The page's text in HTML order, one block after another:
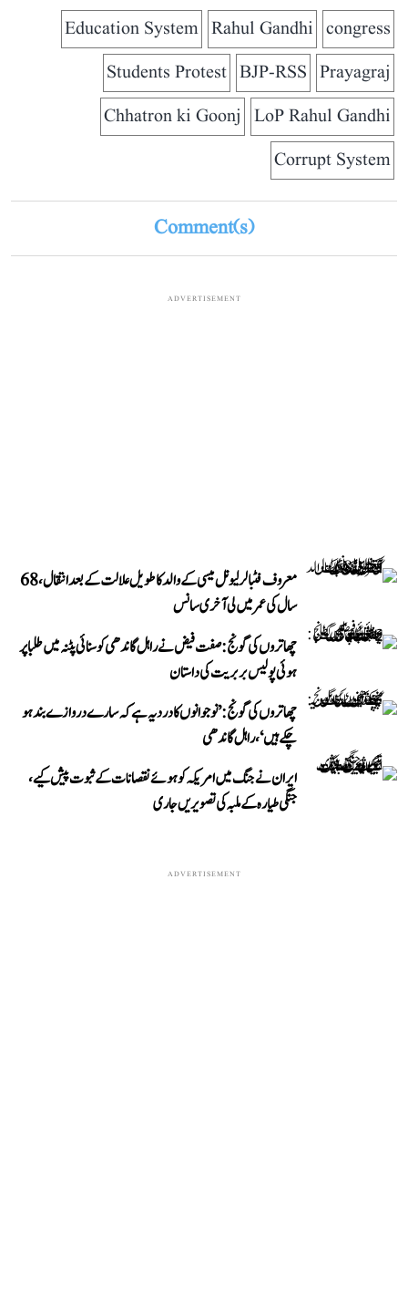
congress
Rahul Gandhi
Education System
Prayagraj
BJP-RSS
Students Protest
LoP Rahul Gandhi
Chhatron ki Goonj
Corrupt System
Comment(s)
ADVERTISEMENT
معروف فٹبالر لیونل میسی کے والد کا طویل علالت کے بعد انتقال، 68
سال کی عمر میں لی آخری سانس
چھاتروں کی گونج: صفت فیض نے راہل گاندھی کو سنائی پٹنہ میں طلبا پر
ہوئی پولیس بربریت کی داستان
چھاتروں کی گونج: ’نوجوانوں کا درد یہ ہے کہ سارے دروازے بند ہو
چکے ہیں‘، راہل گاندھی
ایران نے جنگ میں امریکہ کو ہوئے نقصانات کے ثبوت پیش کیے،
جنگی طیارہ کے ملبہ کی تصویریں جاری
ADVERTISEMENT